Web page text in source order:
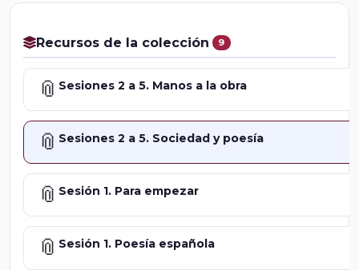
Recursos de la colección 9
📎 Sesiones 2 a 5. Manos a la obra
📎 Sesiones 2 a 5. Sociedad y poesía
📎 Sesión 1. Para empezar
📎 Sesión 1. Poesía española